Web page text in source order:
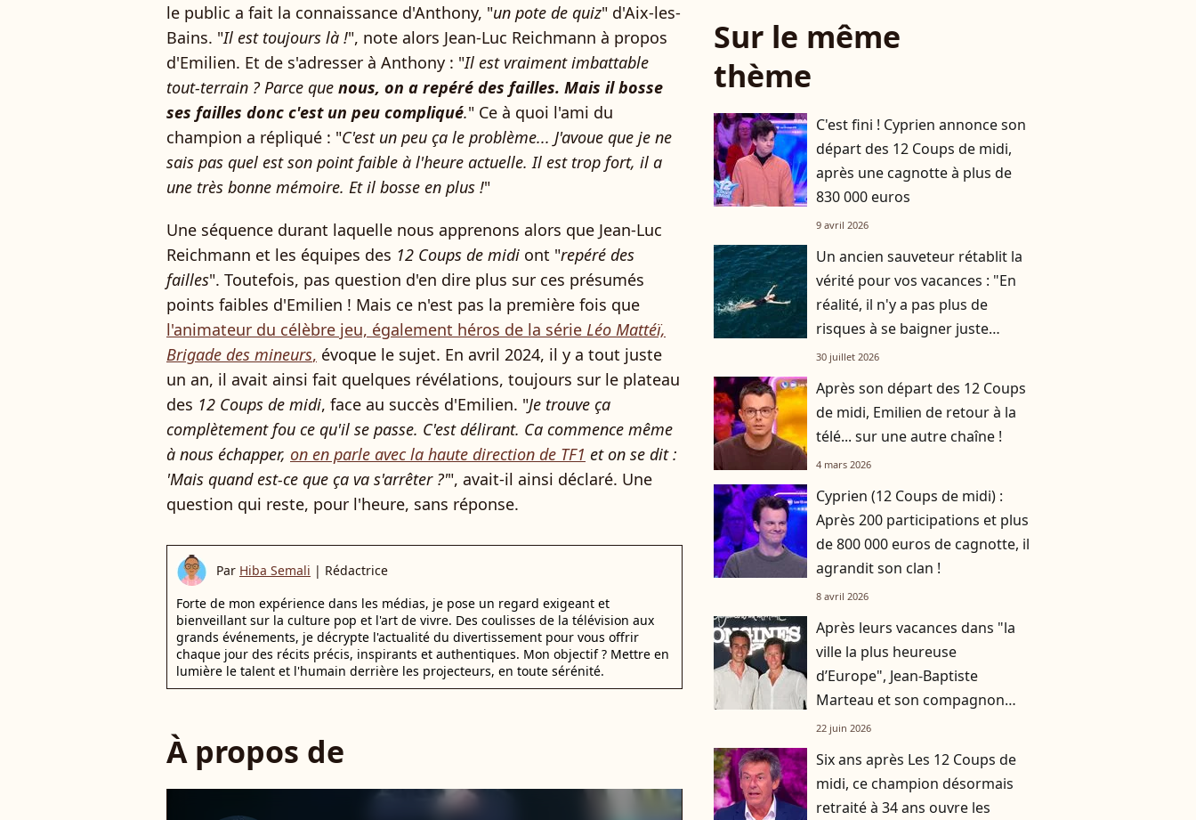
le public a fait la connaissance d'Anthony, "un pote de quiz" d'Aix-les-
Bains. "Il est toujours là !", note alors Jean-Luc Reichmann à propos
d'Emilien. Et de s'adresser à Anthony : "Il est vraiment imbattable
tout-terrain ? Parce que nous, on a repéré des failles. Mais il bosse
ses failles donc c'est un peu compliqué." Ce à quoi l'ami du
champion a répliqué : "C'est un peu ça le problème... J'avoue que je ne
sais pas quel est son point faible à l'heure actuelle. Il est trop fort, il a
une très bonne mémoire. Et il bosse en plus !"
Une séquence durant laquelle nous apprenons alors que Jean-Luc
Reichmann et les équipes des 12 Coups de midi ont "repéré des
failles". Toutefois, pas question d'en dire plus sur ces présumés
points faibles d'Emilien ! Mais ce n'est pas la première fois que
l'animateur du célèbre jeu, également héros de la série Léo Mattéï,
Brigade des mineurs, évoque le sujet. En avril 2024, il y a tout juste
un an, il avait ainsi fait quelques révélations, toujours sur le plateau
des 12 Coups de midi, face au succès d'Emilien. "Je trouve ça
complètement fou ce qu'il se passe. C'est délirant. Ca commence même
à nous échapper, on en parle avec la haute direction de TF1 et on se dit :
'Mais quand est-ce que ça va s'arrêter ?'", avait-il ainsi déclaré. Une
question qui reste, pour l'heure, sans réponse.
Par Hiba Semali | Rédactrice
Forte de mon expérience dans les médias, je pose un regard exigeant et
bienveillant sur la culture pop et l'art de vivre. Des coulisses de la télévision aux
grands événements, je décrypte l'actualité du divertissement pour vous offrir
chaque jour des récits précis, inspirants et authentiques. Mon objectif ? Mettre en
lumière le talent et l'humain derrière les projecteurs, en toute sérénité.
À propos de
Sur le même
thème
C'est fini ! Cyprien annonce son
départ des 12 Coups de midi,
après une cagnotte à plus de
830 000 euros
9 avril 2026
Un ancien sauveteur rétablit la
vérité pour vos vacances : "En
réalité, il n'y a pas plus de
risques à se baigner juste
après un repas que deux
30 juillet 2026
Après son départ des 12 Coups
de midi, Emilien de retour à la
télé... sur une autre chaîne !
4 mars 2026
Cyprien (12 Coups de midi) :
Après 200 participations et plus
de 800 000 euros de cagnotte, il
agrandit son clan !
8 avril 2026
Après leurs vacances dans "la
ville la plus heureuse
d’Europe", Jean-Baptiste
Marteau et son compagnon
Jean s’affichent à un événement
22 juin 2026
Six ans après Les 12 Coups de
midi, ce champion désormais
retraité à 34 ans ouvre les